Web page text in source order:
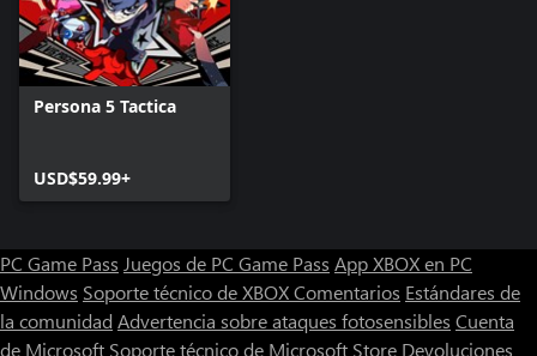
Persona 5 Tactica
USD$59.99+
PC Game Pass Juegos de PC Game Pass App XBOX en PC
Windows Soporte técnico de XBOXComentarios Estándares de
la comunidad Advertencia sobre ataques fotosensibles Cuenta
de Microsoft Soporte técnico de Microsoft Store Devoluciones